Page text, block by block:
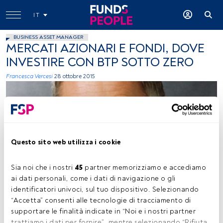
Questo sito web utilizza i cookie
Sia noi che i nostri 45 partner memorizziamo e accediamo
ai dati personali, come i dati di navigazione o gli
identificatori univoci, sul tuo dispositivo. Selezionando
“Accetta” consenti alle tecnologie di tracciamento di
supportare le finalità indicate in “Noi e i nostri partner
IT
BUSINESS ASSET MANAGER
MERCATI AZIONARI E FONDI, DOVE
INVESTIRE CON BTP SOTTO ZERO
Francesca Vercesi 28 ottobre 2015
immagine ceduta dall'entità